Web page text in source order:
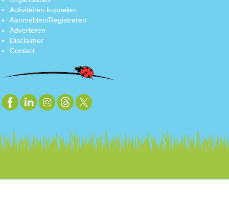
Activiteiten koppelen
Aanmelden/Registreren
Adverteren
Disclaimer
Contact